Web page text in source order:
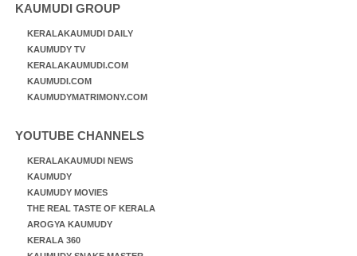
KAUMUDI GROUP
KERALAKAUMUDI DAILY
KAUMUDY TV
KERALAKAUMUDI.COM
KAUMUDI.COM
KAUMUDYMATRIMONY.COM
YOUTUBE CHANNELS
KERALAKAUMUDI NEWS
KAUMUDY
KAUMUDY MOVIES
THE REAL TASTE OF KERALA
AROGYA KAUMUDY
KERALA 360